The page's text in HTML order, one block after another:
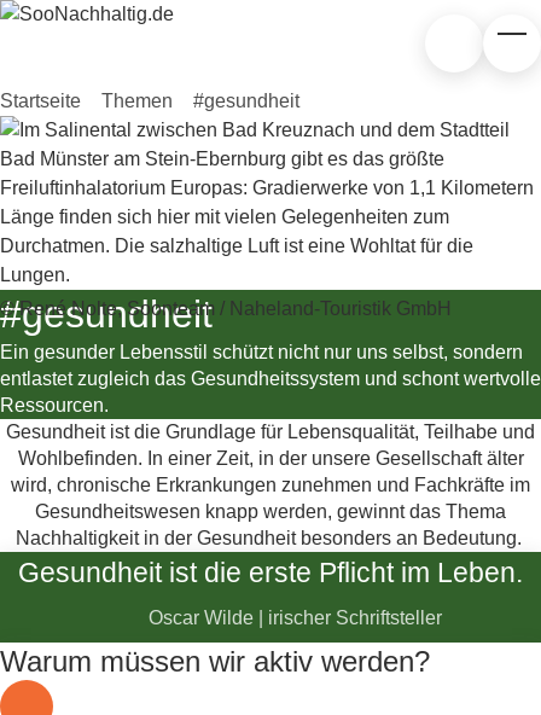
Zum Hauptinhalt springen
Startseite Themen #gesundheit
© René Nolte, Soonteam / Naheland-Touristik GmbH
#gesundheit
Ein gesunder Lebensstil schützt nicht nur uns selbst, sondern
entlastet zugleich das Gesundheitssystem und schont wertvolle
Ressourcen.
Gesundheit ist die Grundlage für Lebensqualität, Teilhabe und
Wohlbefinden. In einer Zeit, in der unsere Gesellschaft älter
wird, chronische Erkrankungen zunehmen und Fachkräfte im
Gesundheitswesen knapp werden, gewinnt das Thema
Nachhaltigkeit in der Gesundheit besonders an Bedeutung.
Gesundheit ist die erste Pflicht im Leben.
Oscar Wilde | irischer Schriftsteller
Warum müssen wir aktiv werden?